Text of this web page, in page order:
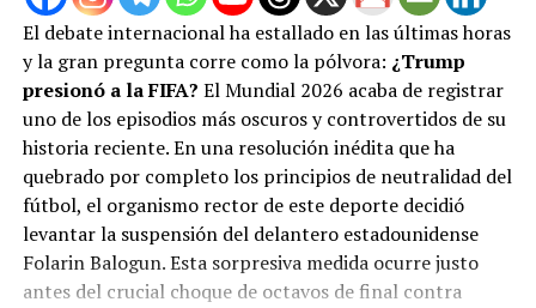
Galardones a la medida:La misteriosa creación
de un inédito «Premio de la Paz» por parte de la
FIFA, diseñado exclusivamente para ser entregado
a Trump.
Para garantizar que no se altere la evidencia, el
Congreso exigió la preservación inmediata de todas las
conversaciones, llamadas y registros digitales,
incluyendo chats de mensajería encriptada en
plataformas como Signal, WhatsApp y Telegram. La
polémica escala rápidamente y pone en tela de juicio la
El debate internacional ha estallado en las últimas horas
y la gran pregunta corre como la pólvora: ¿Trump
presionó a la FIFA? El Mundial 2026 acaba de registrar
uno de los episodios más oscuros y controvertidos de su
historia reciente. En una resolución inédita que ha
quebrado por completo los principios de neutralidad del
fútbol, el organismo rector de este deporte decidió
levantar la suspensión del delantero estadounidense
Folarin Balogun. Esta sorpresiva medida ocurre justo
antes del crucial choque de octavos de final contra